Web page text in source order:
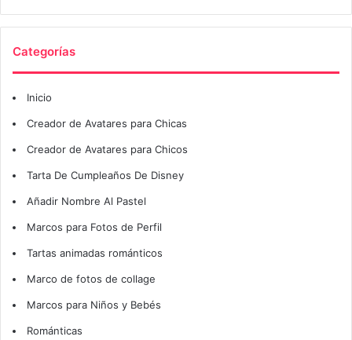
Categorías
Inicio
Creador de Avatares para Chicas
Creador de Avatares para Chicos
Tarta De Cumpleaños De Disney
Añadir Nombre Al Pastel
Marcos para Fotos de Perfil
Tartas animadas románticos
Marco de fotos de collage
Marcos para Niños y Bebés
Románticas